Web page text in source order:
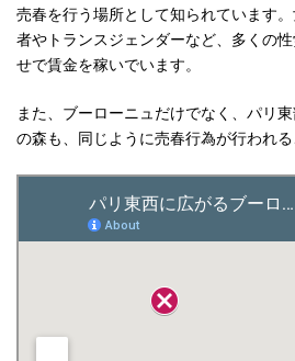
売春を行う場所として知られています
者やトランスジェンダーなど、多くの
せで賃金を稼いでいます。
また、ブーローニュだけでなく、パリ
の森も、同じように売春行為が行われる